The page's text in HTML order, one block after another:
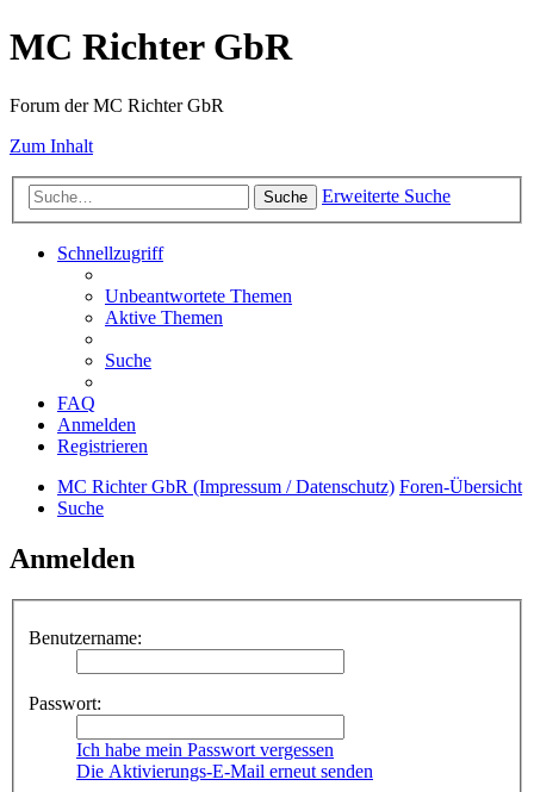
MC Richter GbR
Forum der MC Richter GbR
Zum Inhalt
Suche Erweiterte Suche
Schnellzugriff
Unbeantwortete Themen
Aktive Themen
Suche
FAQ
Anmelden
Registrieren
MC Richter GbR (Impressum / Datenschutz) Foren-Übersicht
Suche
Anmelden
Benutzername:
Passwort:
Ich habe mein Passwort vergessen
Die Aktivierungs-E-Mail erneut senden